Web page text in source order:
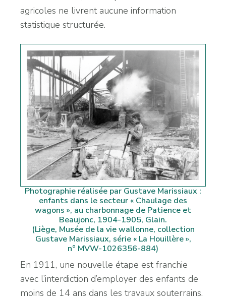
agricoles ne livrent aucune information
statistique structurée.
Photographie réalisée par Gustave Marissiaux :
enfants dans le secteur « Chaulage des
wagons », au charbonnage de Patience et
Beaujonc, 1904-1905, Glain.
(Liège, Musée de la vie wallonne, collection
Gustave Marissiaux, série « La Houillère »,
n° MVW-1026356-884)
En 1911, une nouvelle étape est franchie
avec l’interdiction d’employer des enfants de
moins de 14 ans dans les travaux souterrains.